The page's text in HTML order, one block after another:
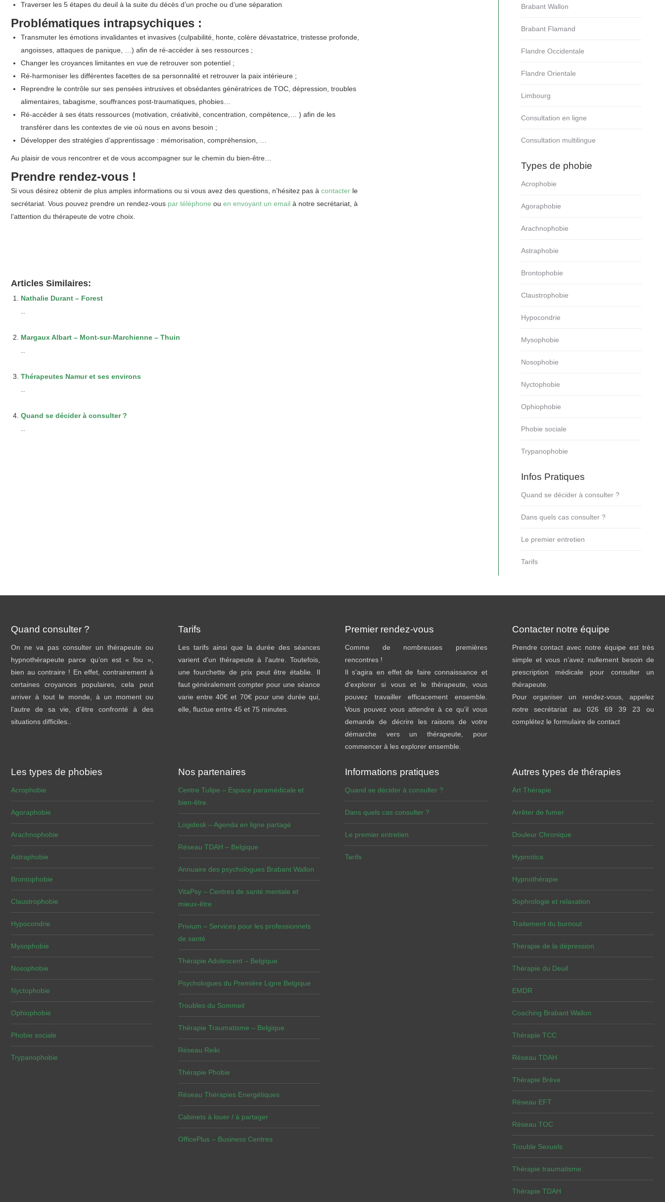
Traverser les 5 étapes du deuil à la suite du décès d’un proche ou d’une séparation
Problématiques intrapsychiques :
Transmuter les émotions invalidantes et invasives (culpabilité, honte, colère dévastatrice, tristesse profonde,
angoisses, attaques de panique, …) afin de ré-accéder à ses ressources ;
Changer les croyances limitantes en vue de retrouver son potentiel ;
Ré-harmoniser les différentes facettes de sa personnalité et retrouver la paix intérieure ;
Reprendre le contrôle sur ses pensées intrusives et obsédantes génératrices de TOC, dépression, troubles
alimentaires, tabagisme, souffrances post-traumatiques, phobies…
Ré-accéder à ses états ressources (motivation, créativité, concentration, compétence,… ) afin de les
transférer dans les contextes de vie où nous en avons besoin ;
Développer des stratégies d’apprentissage : mémorisation, compréhension, …
Au plaisir de vous rencontrer et de vous accompagner sur le chemin du bien-être…
Prendre rendez-vous !
Si vous désirez obtenir de plus amples informations ou si vous avez des questions, n’hésitez pas à contacter le
secrétariat. Vous pouvez prendre un rendez-vous par téléphone ou en envoyant un email à notre secrétariat, à
l’attention du thérapeute de votre choix.
Articles Similaires:
Nathalie Durant – Forest
Margaux Albart – Mont-sur-Marchienne – Thuin
Thérapeutes Namur et ses environs
Quand se décider à consulter ?
Brabant Wallon
Brabant Flamand
Flandre Occidentale
Flandre Orientale
Limbourg
Consultation en ligne
Consultation multilingue
Types de phobie
Acrophobie
Agoraphobie
Arachnophobie
Astraphobie
Brontophobie
Claustrophobie
Hypocondrie
Mysophobie
Nosophobie
Nyctophobie
Ophiophobie
Phobie sociale
Trypanophobie
Infos Pratiques
Quand se décider à consulter ?
Dans quels cas consulter ?
Le premier entretien
Tarifs
Quand consulter ?
On ne va pas consulter un thérapeute ou
hypnothérapeute parce qu’on est « fou »,
bien au contraire ! En effet, contrairement à
certaines croyances populaires, cela peut
arriver à tout le monde, à un moment ou
l’autre de sa vie, d’être confronté à des
situations difficiles..
Tarifs
Les tarifs ainsi que la durée des séances
varient d'un thérapeute à l'autre. Toutefois,
une fourchette de prix peut être établie. Il
faut généralement compter pour une séance
varie entre 40€ et 70€ pour une durée qui,
elle, fluctue entre 45 et 75 minutes.
Premier rendez-vous
Comme de nombreuses premières
rencontres !
Il s’agira en effet de faire connaissance et
d’explorer si vous et le thérapeute, vous
pouvez travailler efficacement ensemble.
Vous pouvez vous attendre à ce qu’il vous
demande de décrire les raisons de votre
démarche vers un thérapeute, pour
commencer à les explorer ensemble.
Contacter notre équipe
Prendre contact avec notre équipe est très
simple et vous n’avez nullement besoin de
prescription médicale pour consulter un
thérapeute.
Pour organiser un rendez-vous, appelez
notre secrétariat au 026 69 39 23 ou
complétez le formulaire de contact
Les types de phobies
Acrophobie
Agoraphobie
Arachnophobie
Astraphobie
Brontophobie
Claustrophobie
Hypocondrie
Mysophobie
Nosophobie
Nyctophobie
Ophiophobie
Phobie sociale
Trypanophobie
Nos partenaires
Centre Tulipe – Espace paramédicale et
bien-être.
Logidesk – Agenda en ligne partagé
Réseau TDAH – Belgique
Annuaire des psychologues Brabant Wallon
VitaPsy – Centres de santé mentale et
mieux-être
Privium – Services pour les professionnels
de santé
Thérapie Adolescent – Belgique
Psychologues du Première Ligne Belgique
Troubles du Sommeil
Thérapie Traumatisme – Belgique
Réseau Reiki
Thérapie Phobie
Réseau Thérapies Energétiques
Cabinets à louer / à partager
OfficePlus – Business Centres
Informations pratiques
Quand se décider à consulter ?
Dans quels cas consulter ?
Le premier entretien
Tarifs
Autres types de thérapies
Art Thérapie
Arrêter de fumer
Douleur Chronique
Hypnotica
Hypnothérapie
Sophrologie et relaxation
Traitement du burnout
Thérapie de la dépression
Thérapie du Deuil
EMDR
Coaching Brabant Wallon
Thérapie TCC
Réseau TDAH
Thérapie Brève
Réseau EFT
Réseau TOC
Trouble Sexuels
Thérapie traumatisme
Thérapie TDAH